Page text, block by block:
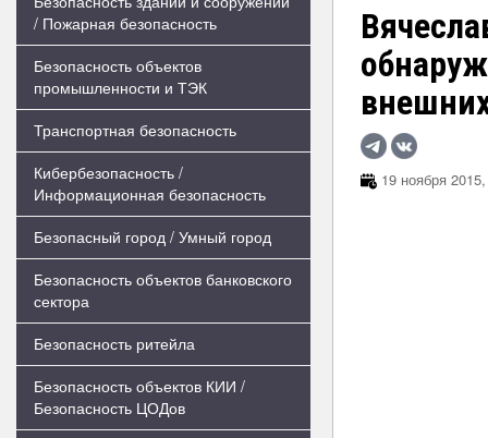
/ Пожарная безопасность
Безопасность объектов
промышленности и ТЭК
Транспортная безопасность
Кибербезопасность /
Информационная безопасность
Безопасный город / Умный город
Безопасность объектов банковского
сектора
Безопасность ритейла
Безопасность объектов КИИ /
Безопасность ЦОДов
19 ноября